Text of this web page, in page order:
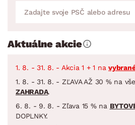
Aktuálne akcie
1. 8. - 31. 8. - Akcia 1 + 1 na
1. 8. - 31. 8. - ZĽAVA AŽ 30 % na
ZAHRADA.
6. 8. - 9. 8. - Zľava 15 % na
DOPLNKY.